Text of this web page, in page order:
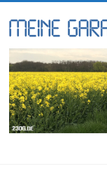
to
content
Meine
Garage